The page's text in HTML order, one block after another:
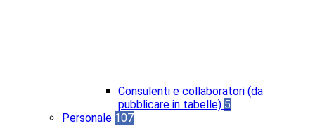
Consulenti e collaboratori (da
pubblicare in tabelle) 5
Personale 107